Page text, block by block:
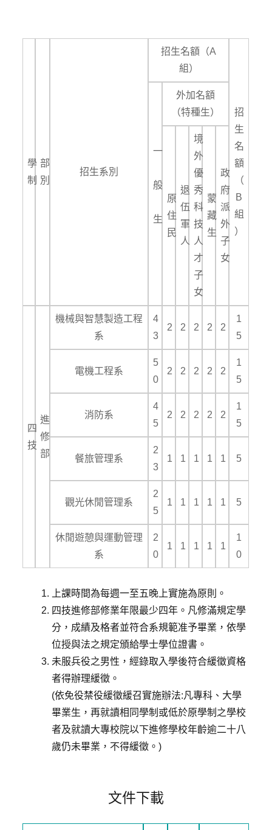
學
制
部
別
招生系別
招生名額（A
組）
招
生
名
額
（
B
組
）
一
般
生
外加名額
（特種生）
原
住
民
退
伍
軍
人
境
外
優
秀
科
技
人
才
子
女
蒙
藏
生
政
府
派
外
子
女
四
技
進
修
部
機械與智慧製造工程
系
4
3
2 2 2 2 2
1
5
電機工程系
5
0
2 2 2 2 2
1
5
消防系
4
5
2 2 2 2 2
1
5
餐旅管理系
2
3
1 1 1 1 1 5
觀光休閒管理系
2
5
1 1 1 1 1 5
休閒遊憩與運動管理
系
2
0
1 1 1 1 1
1
0
上課時間為每週一至五晚上實施為原則。
四技進修部修業年限最少四年。凡修滿規定學
分，成績及格者並符合系規範准予畢業，依學
位授與法之規定頒給學士學位證書。
未服兵役之男性，經錄取入學後符合緩徵資格
者得辦理緩徵。
(依免役禁役緩徵緩召實施辦法:凡專科、大學
畢業生，再就讀相同學制或低於原學制之學校
者及就讀大專校院以下進修學校年齡逾二十八
歲仍未畢業，不得緩徵。)
文件下載